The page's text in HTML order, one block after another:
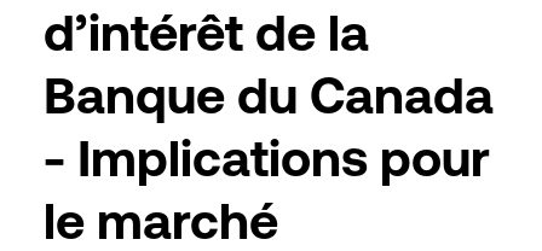
d’intérêt de la
Banque du Canada
- Implications pour
le marché